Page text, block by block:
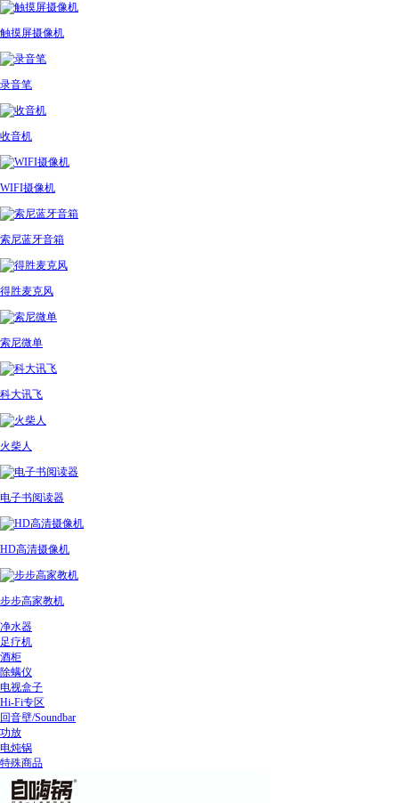
触摸屏摄像机
录音笔
收音机
WIFI摄像机
索尼蓝牙音箱
得胜麦克风
索尼微单
科大讯飞
火柴人
电子书阅读器
HD高清摄像机
步步高家教机
净水器
足疗机
酒柜
除螨仪
电视盒子
Hi-Fi专区
回音壁/Soundbar
功放
电炖锅
特殊商品